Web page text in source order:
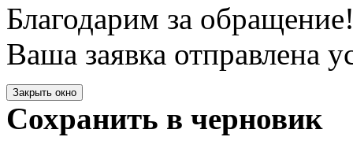
Благодарим за
Ваша заявка отправлена
Закрыть окно
Сохранить в черновик